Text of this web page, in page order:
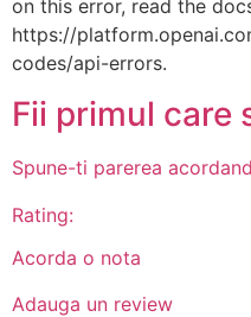
on this error, read the
https://
codes/api-errors.
Fii primul care
Spune-ti parerea
Rating:
Acorda o nota
Adauga un review